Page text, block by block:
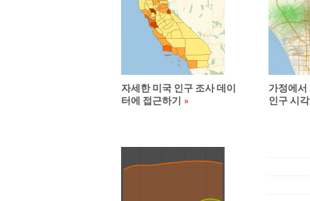
자세한 미국 인구 조사 데이
터에 접근하기
가정에
인구 시